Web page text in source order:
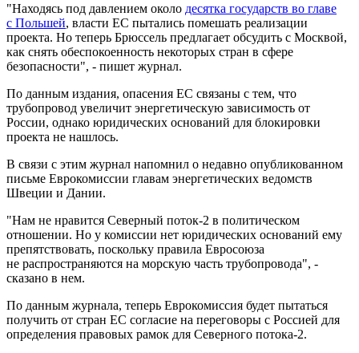
"Находясь под давлением около десятка государств во главе
с Польшей, власти ЕС пытались помешать реализации
проекта. Но теперь Брюссель предлагает обсудить с Москвой,
как снять обеспокоенность некоторых стран в сфере
безопасности", - пишет журнал.
По данным издания, опасения ЕС связаны с тем, что
трубопровод увеличит энергетическую зависимость от
России, однако юридических оснований для блокировки
проекта не нашлось.
В связи с этим журнал напомнил о недавно опубликованном
письме Еврокомиссии главам энергетических ведомств
Швеции и Дании.
"Нам не нравится Северный поток-2 в политическом
отношении. Но у комиссии нет юридических оснований ему
препятствовать, поскольку правила Евросоюза
не распространяются на морскую часть трубопровода", -
сказано в нем.
По данным журнала, теперь Еврокомиссия будет пытаться
получить от стран ЕС согласие на переговоры с Россией для
определения правовых рамок для Северного потока-2.